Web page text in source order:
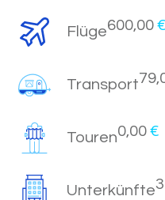
Flüge600,00 €
Transport
Touren0,00 €
Unterkünfte